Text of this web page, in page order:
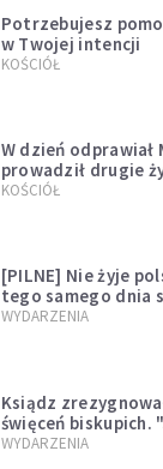
Potrzebujesz
w Twojej intencji
KOŚCIÓŁ
W dzień odprawiał
prowadził drugie
kazał mu opuścić
KOŚCIÓŁ
[PILNE] Nie żyje
tego samego dnia
sprawował Mszę
WYDARZENIA
Ksiądz
święceń biskupich.
niegodny"
WYDARZENIA